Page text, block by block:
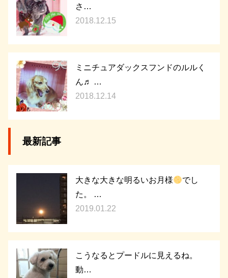
さ…
2018.12.15
ミニチュアダックスフンドのルルく
ん♬ …
2018.12.14
最新記事
大きな大きな明るいお月様
でし
た。 …
2019.01.22
こうなるとプードルに見えるね。
動…